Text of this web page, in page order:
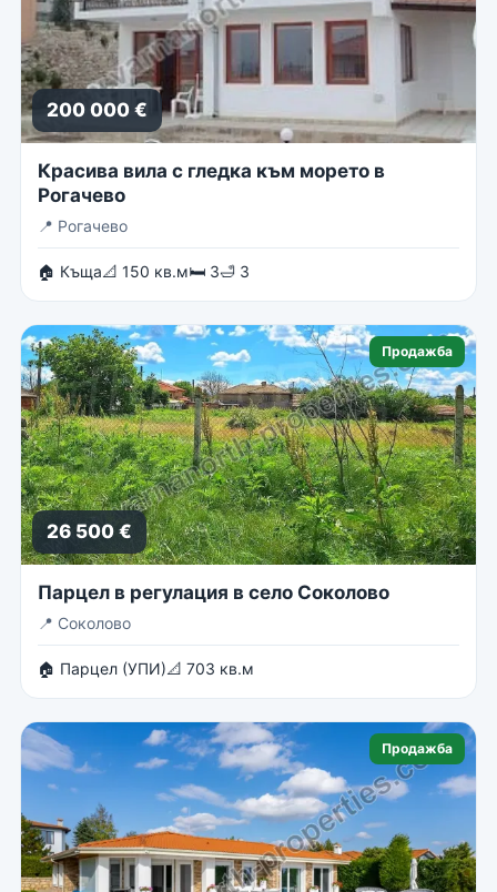
200 000 €
Красива вила с гледка към морето в
Рогачево
📍 Рогачево
🏠 Къща📐 150 кв.м🛏 3🛁 3
Продажба
26 500 €
Парцел в регулация в село Соколово
📍 Соколово
🏠 Парцел (УПИ)📐 703 кв.м
Продажба